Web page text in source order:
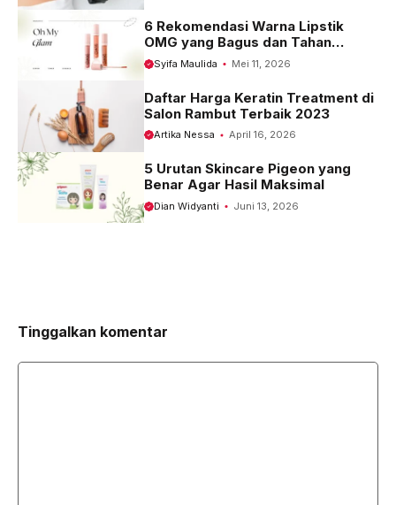
6 Rekomendasi Warna Lipstik
OMG yang Bagus dan Tahan
Seharian
Syifa Maulida Mei 11, 2026
Daftar Harga Keratin Treatment di
Salon Rambut Terbaik 2023
Artika Nessa April 16, 2026
5 Urutan Skincare Pigeon yang
Benar Agar Hasil Maksimal
Dian Widyanti Juni 13, 2026
Tinggalkan komentar